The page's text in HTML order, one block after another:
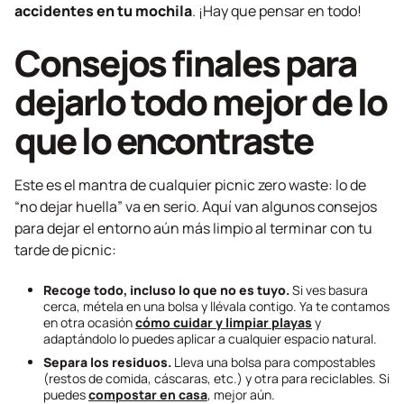
accidentes en tu mochila. ¡Hay que pensar en todo!
Consejos finales para
dejarlo todo mejor de lo
que lo encontraste
Este es el mantra de cualquier picniczero waste: lo de
“no dejar huella” va en serio. Aquí van algunos consejos
para dejar el entorno aún más limpio al terminar con tu
tarde de picnic:
Recoge todo, incluso lo que no es tuyo.Si ves basura
cerca, métela en una bolsa y llévala contigo. Ya te contamos
en otra ocasióncómo cuidar y limpiar playas y
adaptándolo lo puedes aplicar a cualquier espacio natural.
Separa los residuos. Lleva una bolsa para compostables
(restos de comida, cáscaras, etc.) y otra para reciclables. Si
puedescompostar en casa, mejor aún.